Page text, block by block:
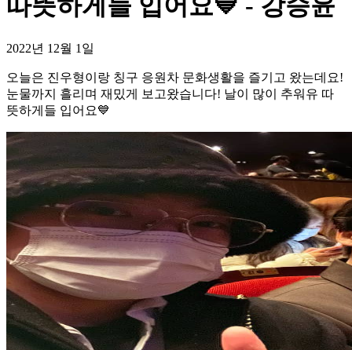
따뜻하게들 입어요💙 - 강승윤
2022년 12월 1일
오늘은 진우형이랑 칭구 응원차 문화생활을 즐기고 왔는데요!
눈물까지 흘리며 재밌게 보고왔습니다! 날이 많이 추워유 따
뜻하게들 입어요💙